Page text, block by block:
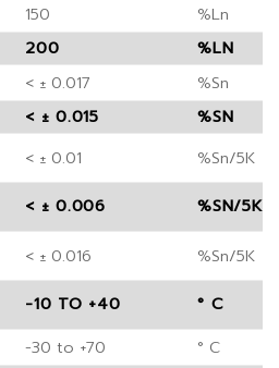
150
%Ln
200
%LN
< ± 0.017
%Sn
< ± 0.015
%SN
< ± 0.01
%Sn/5K
< ± 0.006
%SN/5K
< ± 0.016
%Sn/5K
-10 TO +40
° C
-30 to +70
° C